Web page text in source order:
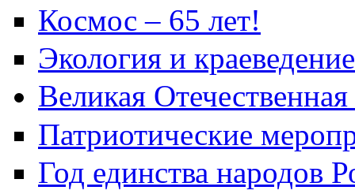
Космос – 65 лет!
Экология и краеведение
Великая
Патриотические
Год единства народов